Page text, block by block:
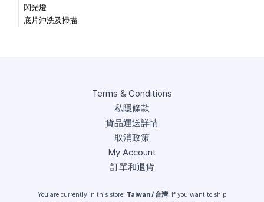
閃光燈
底片沖洗及掃描
Terms & Conditions
私隱條款
貨品運送詳情
取消政策
My Account
訂單和退貨
You are currently in this store: Taiwan / 台灣. If you want to ship